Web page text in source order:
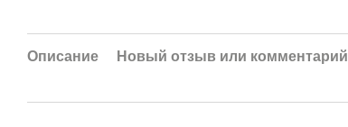
Описание Новый отзыв или комментарий